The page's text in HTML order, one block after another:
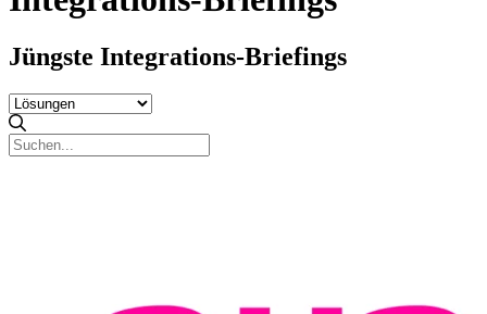
Jüngste Integrations-Briefings